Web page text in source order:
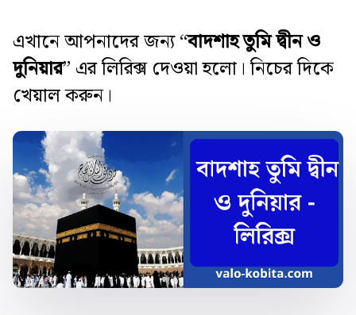
এখানে আপনাদের জন্য “বাদশাহ তুমি দ্বীন ও
দুনিয়ার” এর লিরিক্স দেওয়া হলো। নিচের দিকে
খেয়াল করুন।